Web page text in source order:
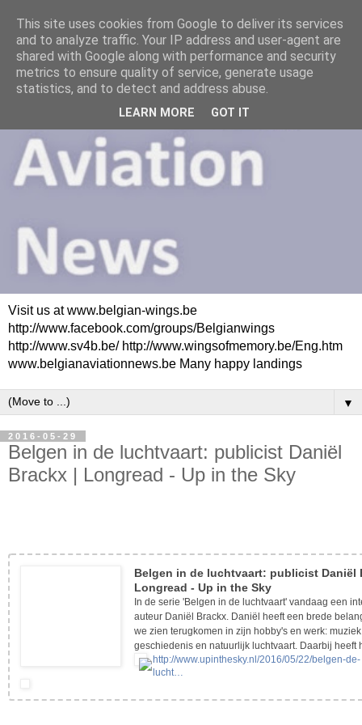
Visit us at www.belgian-wings.be
http://www.facebook.com/groups/Belgianwings
http://www.sv4b.be/ http://www.wingsofmemory.be/Eng.htm
www.belgianaviationnews.be Many happy landings
▼
2016-05-29
Belgen in de luchtvaart: publicist Daniël
Brackx | Longread - Up in the Sky
Belgen in de luchtvaart: publicist Daniël
Longread - Up in the Sky
In de serie 'Belgen in de luchtvaart' vandaag een
auteur Daniël Brackx. Daniël heeft een brede
we zien terugkomen in zijn hobby's en werk:
geschiedenis en natuurlijk luchtvaart. Daarbij
http://www.upinthesky.nl/2016/05/22/belgen-de-
lucht…
This site uses cookies from Google to deliver its services
and to analyze traffic. Your IP address and user-agent are
shared with Google along with performance and security
metrics to ensure quality of service, generate usage
statistics, and to detect and address abuse.
LEARN MORE GOT IT